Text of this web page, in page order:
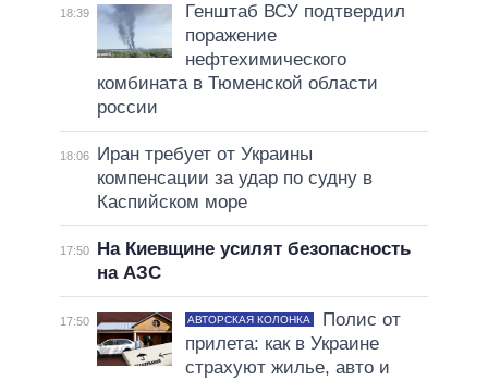
18:39
Генштаб ВСУ подтвердил
поражение
нефтехимического
комбината в Тюменской области
россии
18:06
Иран требует от Украины
компенсации за удар по судну в
Каспийском море
17:50
На Киевщине усилят безопасность
на АЗС
17:50 АВТОРСКАЯ КОЛОНКА
Полис от
прилета: как в Украине
страхуют жилье, авто и